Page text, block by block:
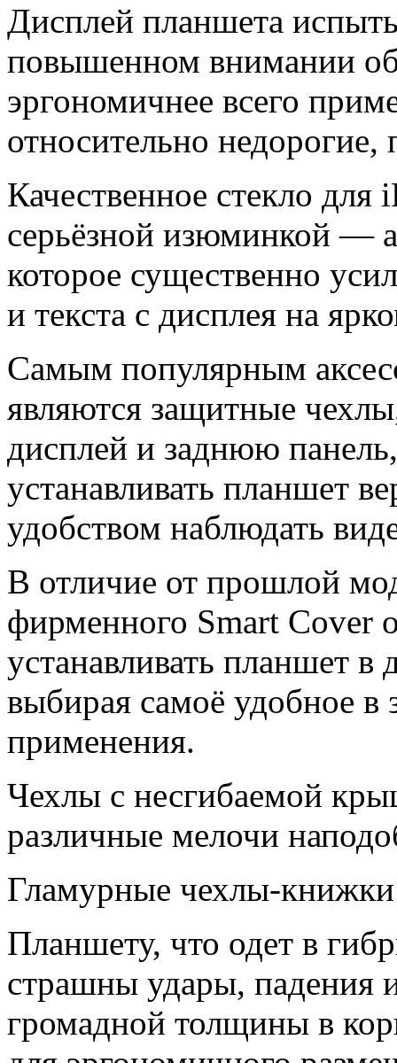
Дисплей планшета
повышенном внимании
эргономичнее всего
относительно
Качественное стекло для
серьёзной изюминкой —
которое существенно
и текста с дисплея на
Самым популярным
являются защитные
дисплей и заднюю
устанавливать планшет
удобством наблюдать
В отличие от прошлой
фирменного Smart Cover
устанавливать планшет
выбирая самоё удобное в
применения.
Чехлы с несгибаемой
различные мелочи
Гламурные чехлы-
Планшету, что одет в
страшны удары, падения
громадной толщины в